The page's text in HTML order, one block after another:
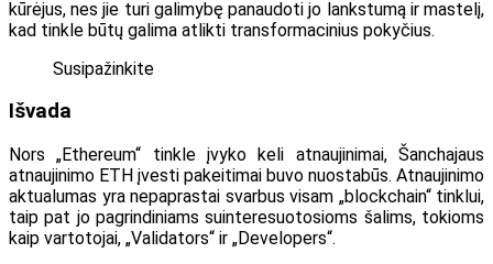
kūrėjus, nes jie turi galimybę panaudoti jo lankstumą ir mastelį,
kad tinkle būtų galima atlikti transformacinius pokyčius.
Susipažinkite
Išvada
Nors „Ethereum“ tinkle įvyko keli atnaujinimai, Šanchajaus
atnaujinimo ETH įvesti pakeitimai buvo nuostabūs. Atnaujinimo
aktualumas yra nepaprastai svarbus visam „blockchain“ tinklui,
taip pat jo pagrindiniams suinteresuotosioms šalims, tokioms
kaip vartotojai, „Validators“ ir „Developers“.